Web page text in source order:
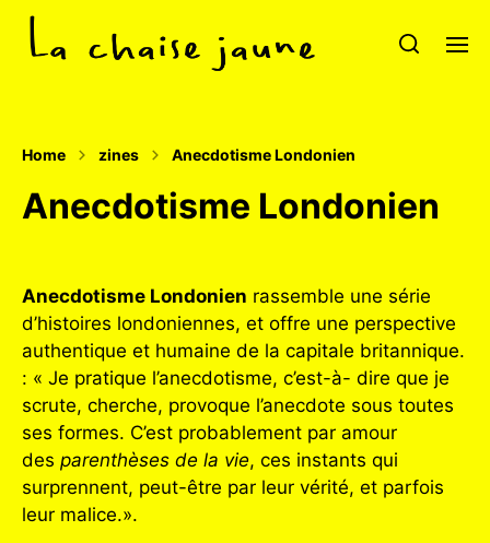
Home zines Anecdotisme Londonien
Anecdotisme Londonien
Anecdotisme Londonien rassemble une série
d’histoires londoniennes, et offre une perspective
authentique et humaine de la capitale britannique.
: « Je pratique l’anecdotisme, c’est-à- dire que je
scrute, cherche, provoque l’anecdote sous toutes
ses formes. C’est probablement par amour
des parenthèses de la vie, ces instants qui
surprennent, peut-être par leur vérité, et parfois
leur malice.».